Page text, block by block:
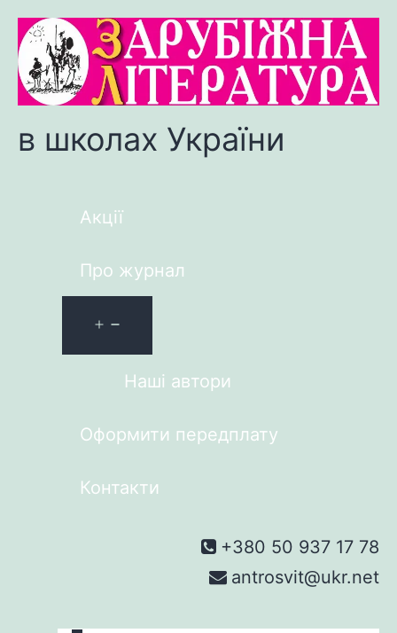
в школах України
Акції
Про журнал
Наші автори
Оформити передплату
Контакти
+380 50 937 17 78
antrosvit@ukr.net